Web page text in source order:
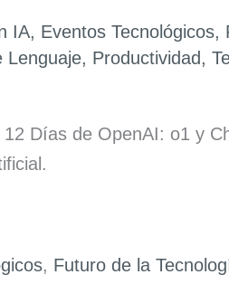
IA, Eventos Tecnológicos,
Lenguaje, Productividad,
Días de OpenAI: o1 y
, Futuro de la